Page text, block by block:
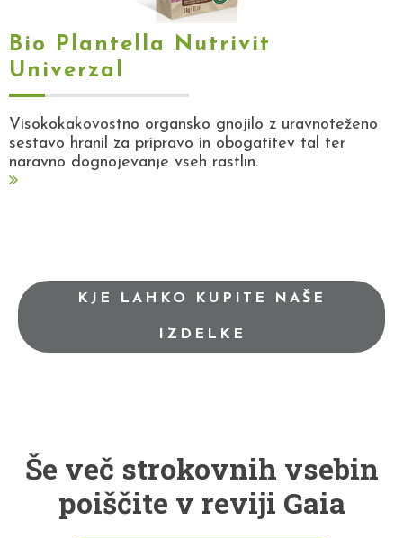
Bio Plantella Nutrivit
Univerzal
Visokokakovostno organsko gnojilo z uravnoteženo
sestavo hranil za pripravo in obogatitev tal ter
naravno dognojevanje vseh rastlin.
KJE LAHKO KUPITE NAŠE
IZDELKE
Še več strokovnih vsebin
poiščite v reviji Gaia